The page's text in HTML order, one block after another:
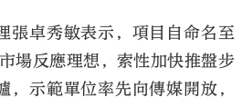
張卓秀敏表示，項目自命名至
場反應理想，索性加快推盤步
，示範單位率先向傳媒開放，